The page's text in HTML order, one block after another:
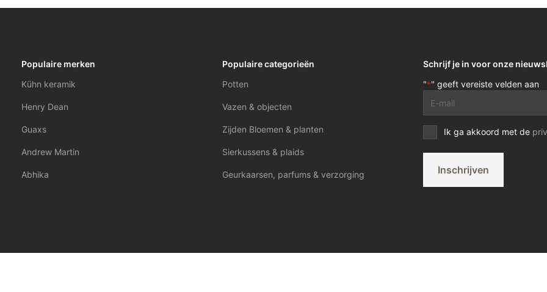
Populaire merken
Kühn keramik
Henry Dean
Guaxs
Andrew Martin
Abhika
Populaire categorieën
Potten
Vazen & objecten
Zijden Bloemen & planten
Sierkussens & plaids
Geurkaarsen, parfums & verzorging
Schrijf je in voor onze
"*" geeft vereiste velden aan
E-
*PrivacyIk ga akkoord met de
Inschrijven